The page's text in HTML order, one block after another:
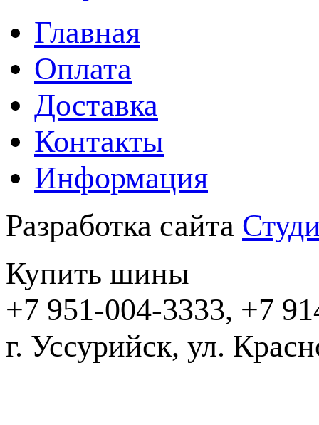
Главная
Оплата
Доставка
Контакты
Информация
Разработка сайта
Купить шины
+7 951-004-3333, +7
г. Уссурийск,